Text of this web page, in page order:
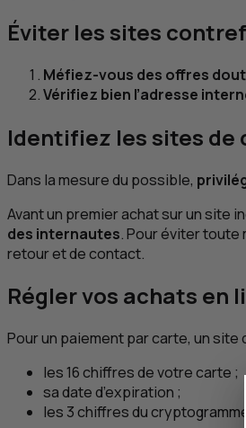
Éviter les sites
Méfiez-vous des offres
Vérifiez bien l’adresse
Identifiez les sites de
Dans la mesure du possible,
Avant un premier achat sur un site
des internautes. Pour éviter toute
retour et de contact.
Régler vos achats en
Pour un paiement par carte, un site
les 16 chiffres de votre carte ;
sa date d’expiration ;
les 3 chiffres du